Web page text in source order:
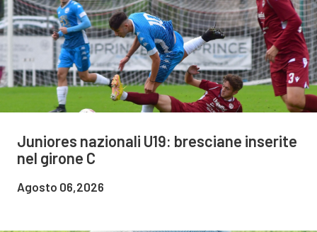
Juniores nazionali U19: bresciane inserite
nel girone C
Agosto 06,2026